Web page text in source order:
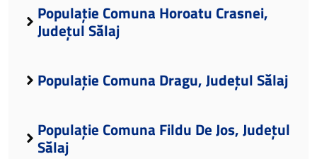
Populație Comuna Horoatu Crasnei,
Județul Sălaj
Populație Comuna Dragu, Județul Sălaj
Populație Comuna Fildu De Jos, Județul
Sălaj